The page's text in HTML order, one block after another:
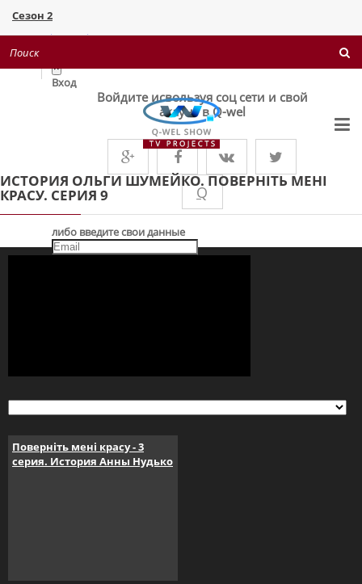
Сезон 2
Поверніть мені красу 1+1
×
Вход
Войдите исвользуя соц сети и свой
акаунт в Q-wel
Q
либо введите свои данные
ИСТОРИЯ ОЛЬГИ ШУМЕЙКО. ПОВЕРНІТЬ МЕНІ
КРАСУ. СЕРИЯ 9
Поверніть мені красу - 3
серия. История Анны Нудько